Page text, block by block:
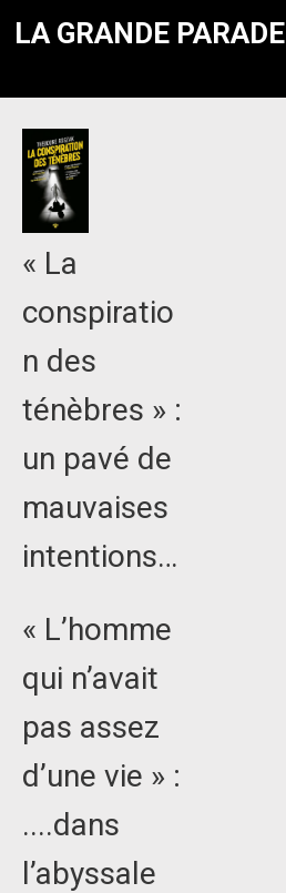
LA GRANDE PARADE
« La
conspiratio
n des
ténèbres » :
un pavé de
mauvaises
intentions…
« L’homme
qui n’avait
pas assez
d’une vie » :
....dans
l’abyssale